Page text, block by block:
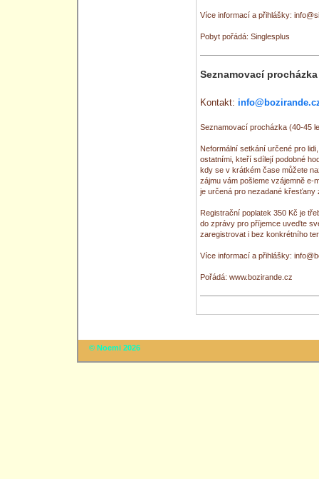
Více informací a přihlášky:
Pobyt pořádá: Singlesplus
Seznamovací
Kontakt:
Seznamovací procházka (40-45
Neformální setkání určené pro
ostatními, kteří sdílejí podobné
kdy se v krátkém čase můžete
zájmu vám pošleme vzájemně e-
je určená pro nezadané
Registrační poplatek 350 Kč je
do zprávy pro příjemce uveďte
zaregistrovat i bez konkrétního
Více informací a přihlášky:
Pořádá: www.bozirande.cz
© Noemi 2026